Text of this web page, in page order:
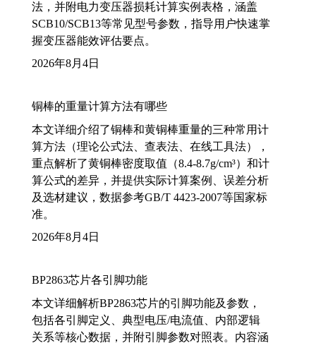
法，并附电力变压器损耗计算实例表格，涵盖
SCB10/SCB13等常见型号参数，指导用户快速掌
握变压器能效评估要点。
2026年8月4日
铜棒的重量计算方法有哪些
本文详细介绍了铜棒和黄铜棒重量的三种常用计
算方法（理论公式法、查表法、在线工具法），
重点解析了黄铜棒密度取值（8.4-8.7g/cm³）和计
算公式的差异，并提供实际计算案例、误差分析
及选材建议，数据参考GB/T 4423-2007等国家标
准。
2026年8月4日
BP2863芯片各引脚功能
本文详细解析BP2863芯片的引脚功能及参数，
包括各引脚定义、典型电压/电流值、内部逻辑
关系等核心数据，并附引脚参数对照表。内容涵